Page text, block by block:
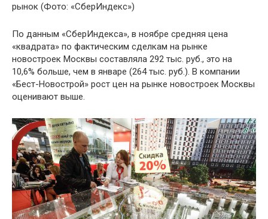
рынок (Фото: «СберИндекс»)
По данным «СберИндекса», в ноябре средняя цена
«квадрата» по фактическим сделкам на рынке
новостроек Москвы составляла 292 тыс. руб., это на
10,6% больше, чем в январе (264 тыс. руб.). В компании
«Бест-Новострой» рост цен на рынке новостроек Москвы
оценивают выше.